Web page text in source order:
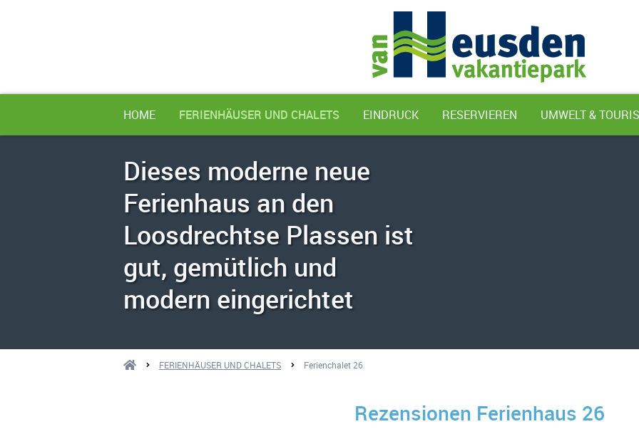
HOME FERIENHÄUSER UND CHALETS EINDRUCK RESERVIEREN UMWELT &
Dieses moderne neue
Ferienhaus an den
Loosdrechtse Plassen ist
gut, gemütlich und
modern eingerichtet
FERIENHÄUSER UND CHALETS Ferienchalet 26
Rezensionen Ferienhaus 26